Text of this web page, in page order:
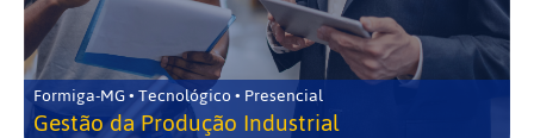
Formiga-MG • Tecnológico • Presencial
Gestão da Produção Industrial